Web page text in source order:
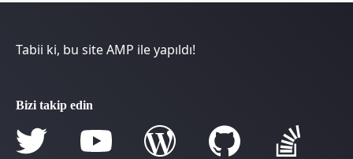
Tabii ki, bu site AMP ile yapıldı!
Bizi takip edin